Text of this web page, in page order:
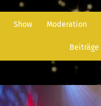
Show Moderation
Beiträge